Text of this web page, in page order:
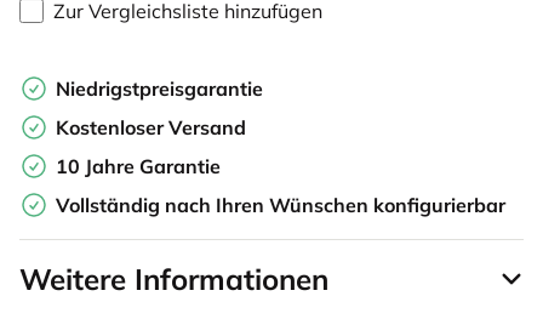
Zur Vergleichsliste hinzufügen
Niedrigstpreisgarantie
Kostenloser Versand
10 Jahre Garantie
Vollständig nach Ihren Wünschen konfigurierbar
Weitere Informationen